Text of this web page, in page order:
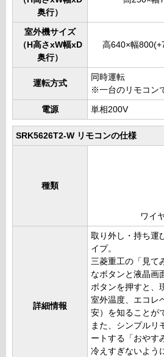
奥行）
室外機サイズ
（H高さxW幅xD
奥行）
高640×幅
運転方式
同時運転
※一台のリモコン
電源 単相200V
SRK5626T2-W リモコンの仕様
種類
ワイ
詳細情報
取り外し・持ち運
イプ。
三菱重工の「見て
なボタンと液晶画
ボタンを押すと、
室外温度、エコレ
安）を知ることが
また、シンプルリ
ートする「おやす
冷えすぎないよう